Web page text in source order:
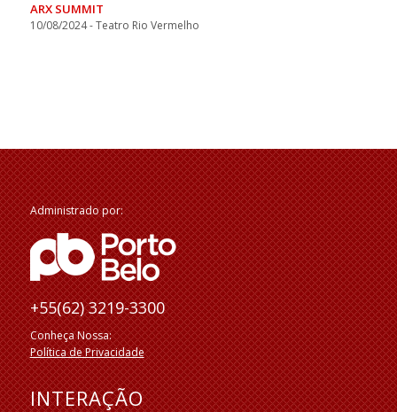
ARX SUMMIT
10/08/2024 - Teatro Rio Vermelho
Administrado por:
+55(62) 3219-3300
Conheça Nossa:
Política de Privacidade
INTERAÇÃO